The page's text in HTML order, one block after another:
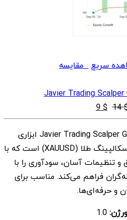
سریعمقایسه
14
قیمت
اصلی
$ 14
بود.
$
9 قیمت
فعلی
$ 9
است.
اکسپرت Javier Trading Scalper Gold MT5 V1.0 ابزاری
قدرتمند و قابل‌اعتماد برای اسکالپینگ طلا (XAUUSD) است که با
و تنظیمات آسان، سودآوری را با
فراهم می‌کند. مناسب برای
و حرفه‌ای‌ها.
ورژن: